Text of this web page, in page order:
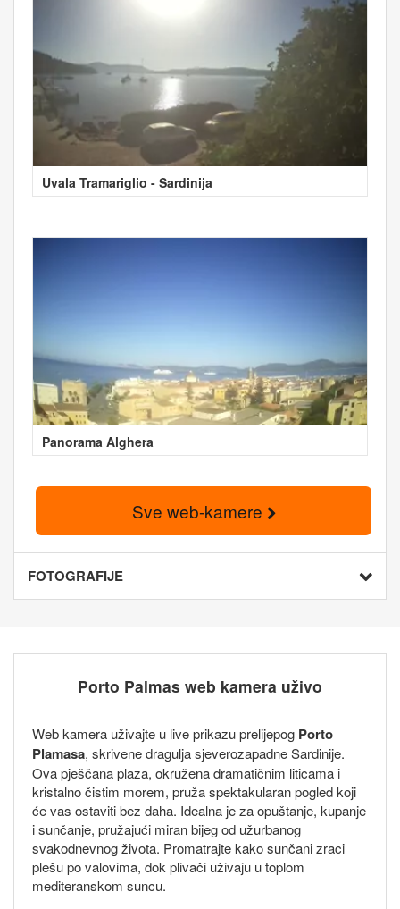
Uvala Tramariglio - Sardinija
Panorama Alghera
Sve web-kamere
FOTOGRAFIJE
Porto Palmas web kamera uživo
Web kamera uživajte u live prikazu prelijepog Porto
Plamasa, skrivene dragulja sjeverozapadne Sardinije.
Ova pješčana plaza, okružena dramatičnim liticama i
kristalno čistim morem, pruža spektakularan pogled koji
će vas ostaviti bez daha. Idealna je za opuštanje, kupanje
i sunčanje, pružajući miran bijeg od užurbanog
svakodnevnog života. Promatrajte kako sunčani zraci
plešu po valovima, dok plivači uživaju u toplom
mediteranskom suncu.